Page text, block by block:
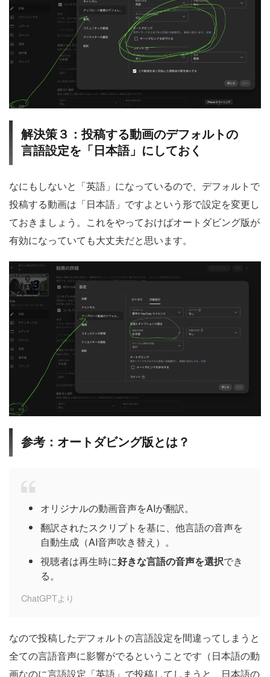
解決策３：投稿する動画のデフォルトの
言語設定を「日本語」にしておく
なにもしないと「英語」になっているので、デフォルトで
投稿する動画は「日本語」ですよという形で設定を変更し
ておきましょう。これをやっておけばオートダビング版が
有効になっていても大丈夫だと思います。
参考：オートダビング版とは？
オリジナルの動画音声をAIが翻訳。
翻訳されたスクリプトを基に、他言語の音声を
自動生成（AI音声吹き替え）。
視聴者は再生時に好きな言語の音声を選択でき
る。
ChatGPTより
なので投稿したデフォルトの言語設定を間違ってしまうと
全ての言語音声に影響がでるということです（日本語の動
画なのに言語設定「英語」で投稿してしまうと、日本語の